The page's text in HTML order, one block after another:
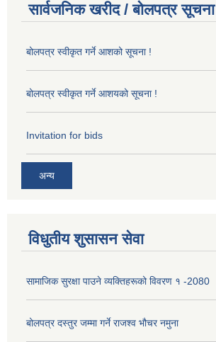
सार्वजनिक खरीद / बोलपत्र सूचना
बोलपत्र स्वीकृत गर्ने आशको सूचना !
बोलपत्र स्वीकृत गर्ने आशयको सूचना !
Invitation for bids
अन्य
विधुतीय शुसासन सेवा
सामाजिक सुरक्षा पाउने व्यक्तिहरूको विवरण १ -2080
बोलपत्र दस्तुर जम्मा गर्ने राजश्व भौचर नमुना